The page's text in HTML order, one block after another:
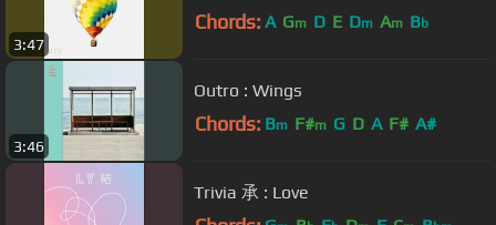
3:47
Chords: A Gm D E Dm Am Bb
3:46
Outro : Wings
Chords: Bm F#m G D A F# A#
Trivia 承 : Love